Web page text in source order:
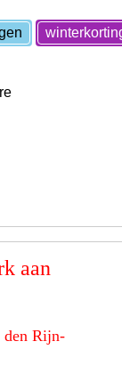
aan
den Rijn-